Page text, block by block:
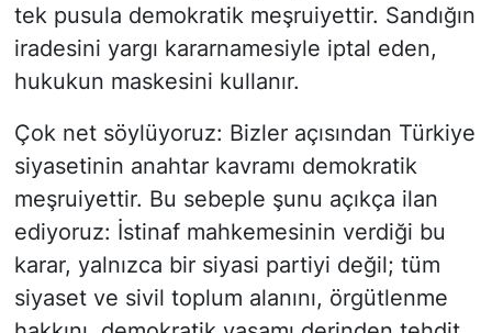
tek pusula demokratik meşruiyettir. Sandığın
iradesini yargı kararnamesiyle iptal eden,
hukukun maskesini kullanır.
Çok net söylüyoruz: Bizler açısından Türkiye
siyasetinin anahtar kavramı demokratik
meşruiyettir. Bu sebeple şunu açıkça ilan
ediyoruz: İstinaf mahkemesinin verdiği bu
karar, yalnızca bir siyasi partiyi değil; tüm
siyaset ve sivil toplum alanını, örgütlenme